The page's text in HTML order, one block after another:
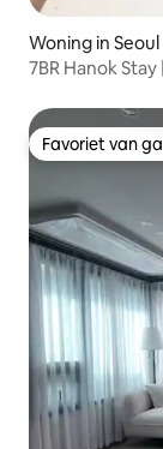
Woning in Seoul
7BR Hanok
Favoriet van
Favoriet van